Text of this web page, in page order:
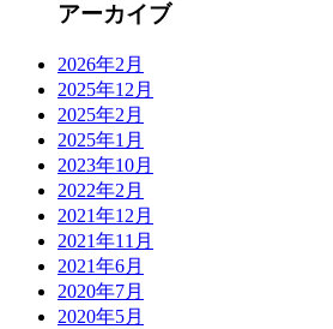
アーカイブ
2026年2月
2025年12月
2025年2月
2025年1月
2023年10月
2022年2月
2021年12月
2021年11月
2021年6月
2020年7月
2020年5月